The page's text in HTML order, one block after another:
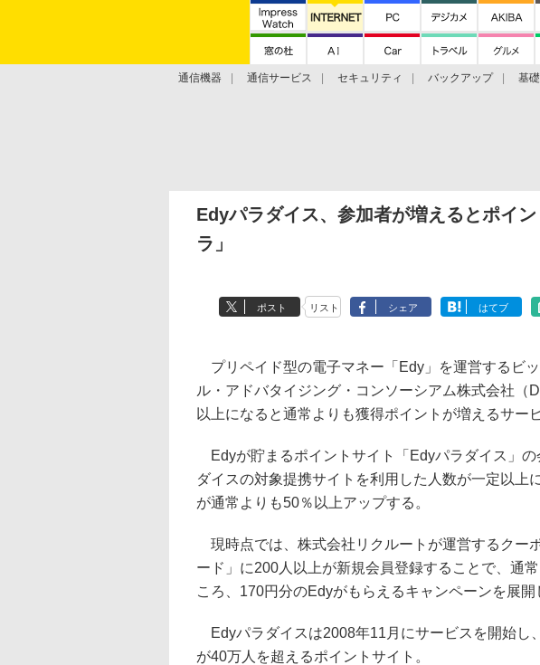
通信機器 通信サービス セキュリティ バックアップ 基
Edyパラダイス、参加者が増えるとポイ
ラ」
ポスト リスト シェア はてブ
プリペイド型の電子マネー「Edy」を運営するビ
ル・アドバタイジング・コンソーシアム株式会社（
以上になると通常よりも獲得ポイントが増えるサー
Edyが貯まるポイントサイト「Edyパラダイス」の
ダイスの対象提携サイトを利用した人数が一定以上
が通常よりも50％以上アップする。
現時点では、株式会社リクルートが運営するクー
ード」に200人以上が新規会員登録することで、通
ころ、170円分のEdyがもらえるキャンペーンを展開
Edyパラダイスは2008年11月にサービスを開始し
が40万人を超えるポイントサイト。